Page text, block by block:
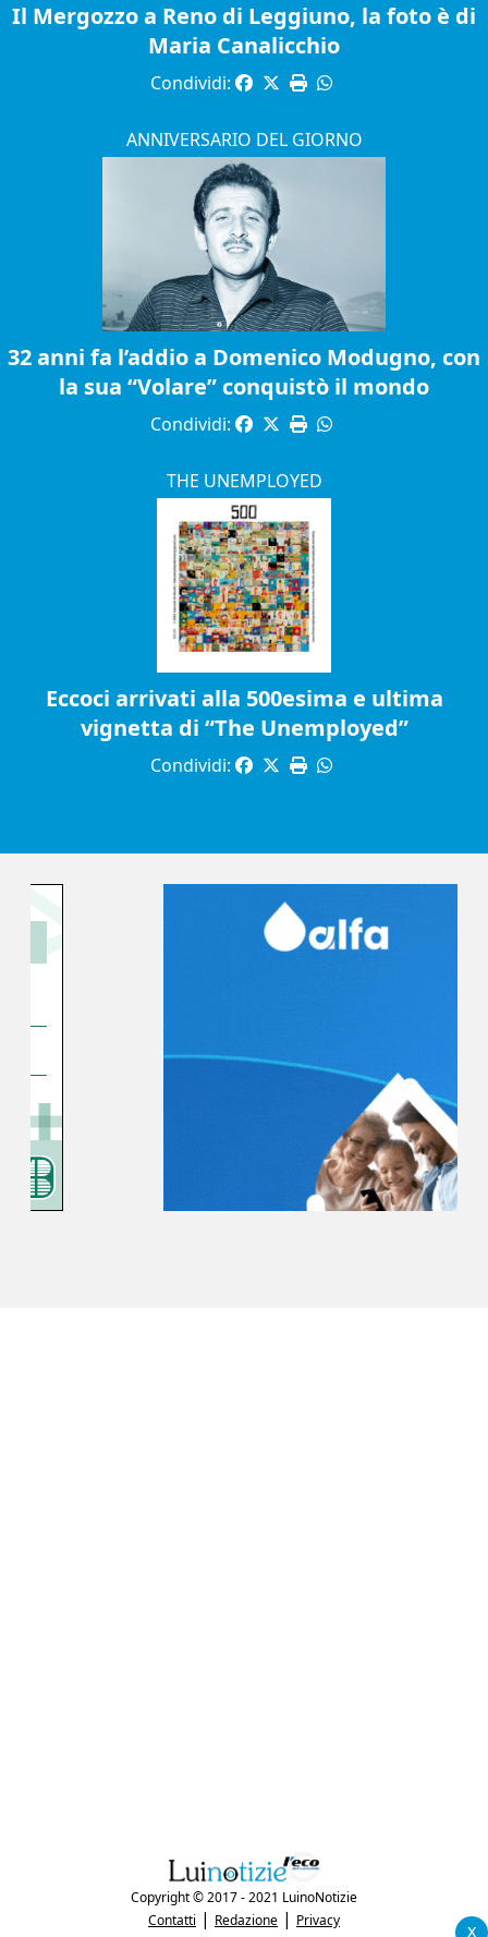
Il Mergozzo a Reno di Leggiuno, la foto è di
Maria Canalicchio
Condividi:
ANNIVERSARIO DEL GIORNO
32 anni fa l’addio a Domenico Modugno, con
la sua “Volare” conquistò il mondo
Condividi:
THE UNEMPLOYED
Eccoci arrivati alla 500esima e ultima
vignetta di “The Unemployed”
Condividi:
x
Copyright © 2017 - 2021 LuinoNotizie
Contatti | Redazione | Privacy